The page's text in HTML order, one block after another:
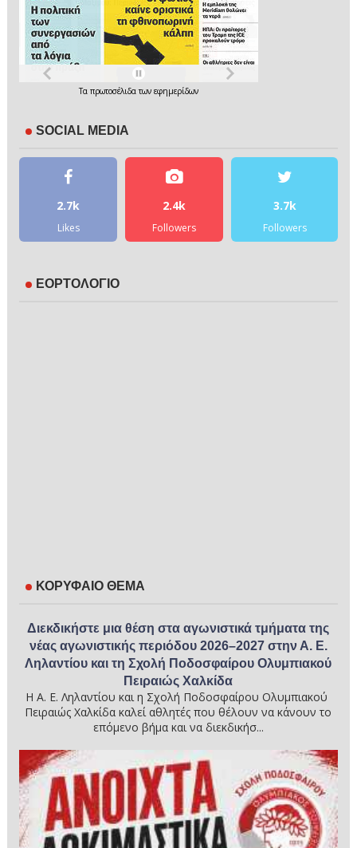
Τα πρωτοσέλιδατων εφημερίδων
SOCIAL MEDIA
2.7k
Likes
2.4k
Followers
3.7k
Followers
ΕΟΡΤΟΛΟΓΙΟ
ΚΟΡΥΦΑΙΟ ΘΕΜΑ
Διεκδικήστε μια θέση στα αγωνιστικά τμήματα της
νέας αγωνιστικής περιόδου 2026–2027 στην Α. Ε.
Ληλαντίου και τη Σχολή Ποδοσφαίρου Ολυμπιακού
Πειραιώς Χαλκίδα
Η Α. Ε. Ληλαντίου και η Σχολή Ποδοσφαίρου Ολυμπιακού
Πειραιώς Χαλκίδα καλεί αθλητές που θέλουν να κάνουν το
επόμενο βήμα και να διεκδικήσ...